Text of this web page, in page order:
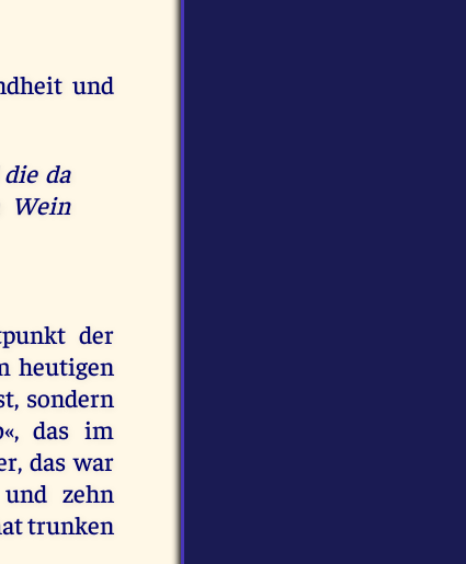
und
da
Wein
der
heutigen
sondern
das im
das war
zehn
trunken